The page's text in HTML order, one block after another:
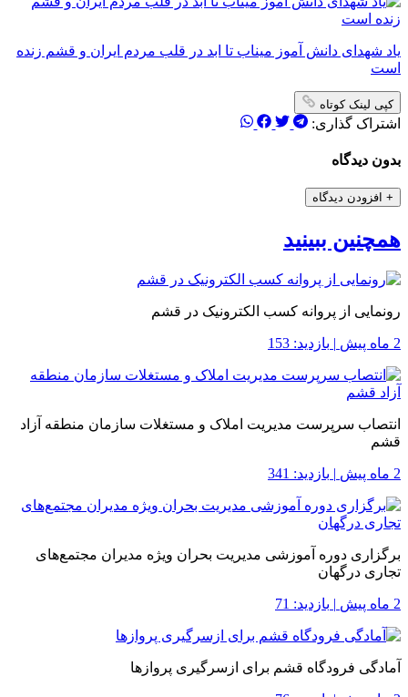
یاد شهدای دانش آموز میناب تا ابد در قلب مردم ایران و قشم زنده
است
کپی لینک کوتاه
اشتراک گذاری:
بدون دیدگاه
+ افزودن دیدگاه
همچنین ببینید
رونمایی از پروانه کسب الکترونیک در قشم
2 ماه پیش | بازدید: 153
انتصاب سرپرست مدیریت املاک و مستغلات سازمان منطقه آزاد
قشم
2 ماه پیش | بازدید: 341
برگزاری دوره آموزشی مدیریت بحران ویژه مدیران مجتمع‌های
تجاری درگهان
2 ماه پیش | بازدید: 71
آمادگی فرودگاه قشم برای ازسرگیری پروازها